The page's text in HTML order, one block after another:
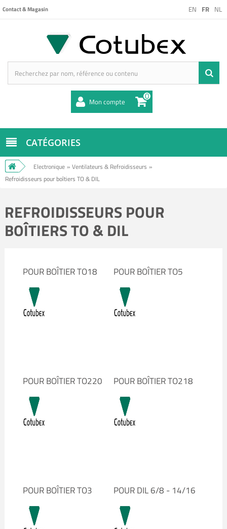
EN FR NL
Contact & Magasin
Mon compte 0
CATÉGORIES
Electronique » Ventilateurs & Refroidisseurs »
Refroidisseurs pour boîtiers TO & DIL
REFROIDISSEURS POUR
BOÎTIERS TO & DIL
POUR BOÎTIER TO18 POUR BOÎTIER TO5
POUR BOÎTIER TO220 POUR BOÎTIER TO218
POUR BOÎTIER TO3 POUR DIL 6/8 - 14/16